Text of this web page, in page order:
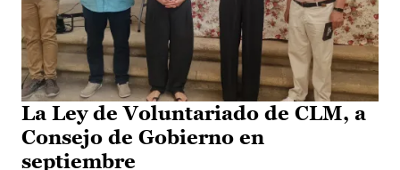
La Ley de Voluntariado de CLM, a
Consejo de Gobierno en
septiembre